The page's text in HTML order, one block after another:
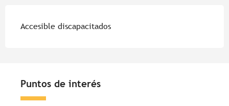
Accesible discapacitados
Puntos de interés